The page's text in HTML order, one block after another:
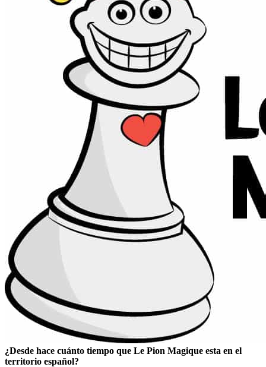
¿Desde hace cuánto tiempo que Le Pion Magique esta en el
territorio español?